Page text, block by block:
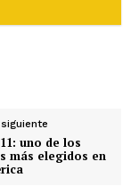
uno de los
más elegidos en